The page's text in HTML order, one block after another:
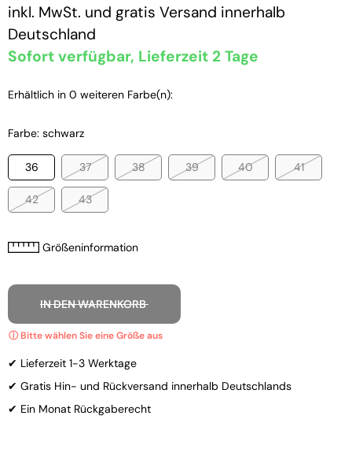
inkl. MwSt. und gratis Versand innerhalb
Deutschland
Sofort verfügbar, Lieferzeit 2 Tage
Erhältlich in 0 weiteren Farbe(n):
Farbe: schwarz
36 37 38 39 40 41
42 43
Größeninformation
IN DEN WARENKORB
✔ Lieferzeit 1-3 Werktage
✔ Gratis Hin- und Rückversand innerhalb Deutschlands
✔ Ein Monat Rückgaberecht